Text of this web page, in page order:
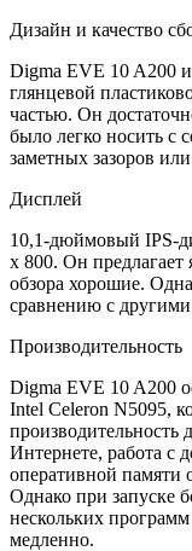
Дизайн и качество
Digma EVE 10 A200
глянцевой
частью. Он
было легко носить с
заметных зазоров
Дисплей
10,1-дюймовый IPS-
x 800. Он
обзора хорошие.
сравнению с
Производительность
Digma EVE 10 A200
Intel Celeron N5095,
производительность
Интернете, работа с
оперативной памяти
Однако при запуске
нескольких
медленно.